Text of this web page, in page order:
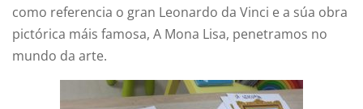
como referencia o gran Leonardo da Vinci e a súa obra
pictórica máis famosa, A Mona Lisa, penetramos no
mundo da arte.